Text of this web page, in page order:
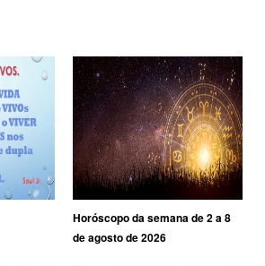
Horóscopo da semana de 2 a 8
de agosto de 2026